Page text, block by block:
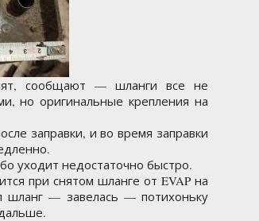
сообщают — шланги все не
но оригинальные крепления на
заправки, и во время заправки
уходит недостаточно быстро.
при снятом шланге от EVAP на
шланг — завелась — потихоньку